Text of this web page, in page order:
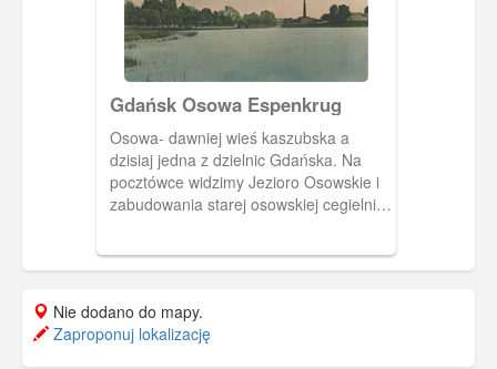
Gdańsk Osowa Espenkrug
Osowa- dawniej wieś kaszubska a
dzisiaj jedna z dzielnic Gdańska. Na
pocztówce widzimy Jezioro Osowskie i
zabudowania starej osowskiej cegielni.
Nie dodano do mapy.
Zaproponuj lokalizację